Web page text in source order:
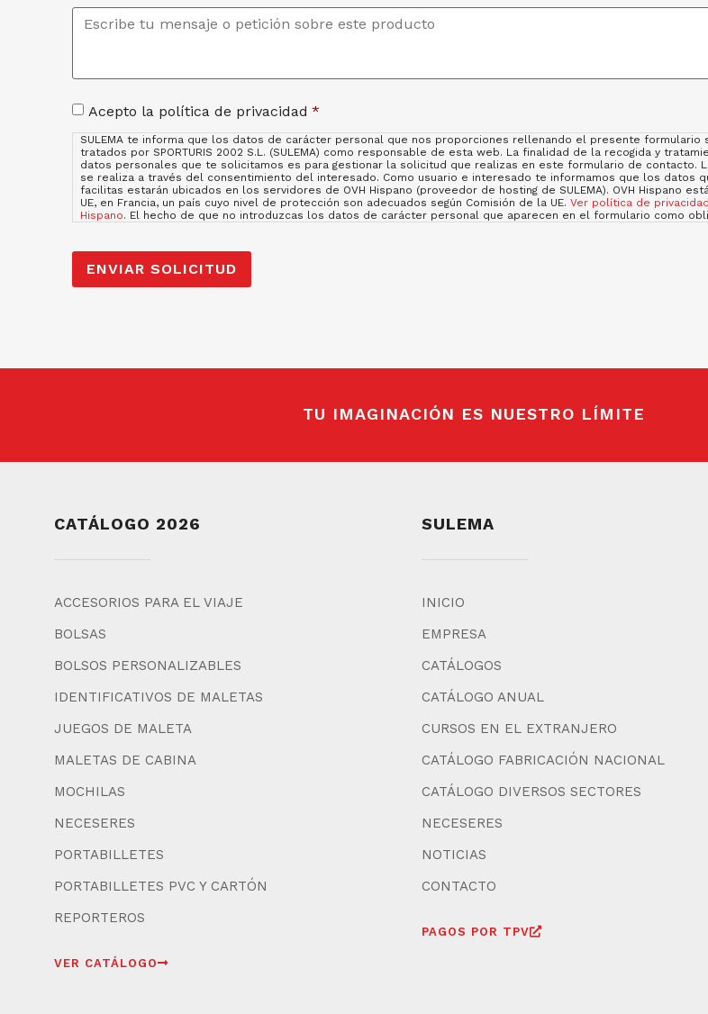
Mensaje
Consentimiento *
Acepto la política de privacidad *
SULEMA te informa que los datos de carácter personal que nos proporciones rellenando el presente formulario
tratados por SPORTURIS 2002 S.L. (SULEMA) como responsable de esta web. La finalidad de la recogida y
datos personales que te solicitamos es para gestionar la solicitud que realizas en este formulario de contacto.
se realiza a través del consentimiento del interesado. Como usuario e interesado te informamos que los datos
facilitas estarán ubicados en los servidores de OVH Hispano (proveedor de hosting de SULEMA). OVH Hispano
UE, en Francia, un país cuyo nivel de protección son adecuados según Comisión de la UE. Ver política de
Hispano. El hecho de que no introduzcas los datos de carácter personal que aparecen en el formulario como
control. Puedes consultar la información adicional y detallada sobre Protección de Datos en nuestra página web:
sulemagroup.com, así como consultar nuestra
TU IMAGINACIÓN ES NUESTRO LÍMITE
CATÁLOGO 2026
ACCESORIOS PARA EL VIAJE
BOLSAS
BOLSOS PERSONALIZABLES
IDENTIFICATIVOS DE MALETAS
JUEGOS DE MALETA
MALETAS DE CABINA
MOCHILAS
NECESERES
PORTABILLETES
PORTABILLETES PVC Y CARTÓN
REPORTEROS
VER CATÁLOGO
SULEMA
INICIO
EMPRESA
CATÁLOGOS
CATÁLOGO ANUAL
CURSOS EN EL EXTRANJERO
CATÁLOGO FABRICACIÓN NACIONAL
CATÁLOGO DIVERSOS SECTORES
NECESERES
NOTICIAS
CONTACTO
PAGOS POR TPV